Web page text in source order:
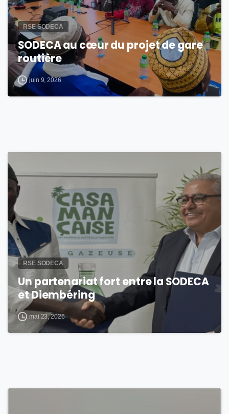
RSE SODECA
SODECA au cœur du projet de gare
routière
juin 9, 2026
0
RSE SODECA
Un partenariat fort entre la SODECA
et Diembéring
mai 23, 2026